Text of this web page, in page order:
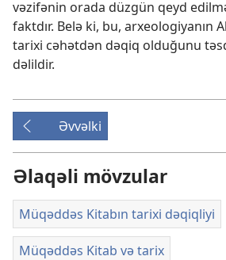
vəzifənin orada düzgün qeyd
faktdır. Belə ki, bu, arxeologiyanın
tarixi cəhətdən dəqiq olduğunu
dəlildir.
Əvvəlki
Əlaqəli mövzular
Müqəddəs Kitabın tarixi dəqiqliyi
Müqəddəs Kitab və tarix